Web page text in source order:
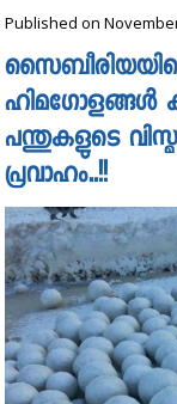
Published on
ഹിമഗോളങ്ങള്‍
പന്തുകളുടെ
പ്രവാഹം..!!